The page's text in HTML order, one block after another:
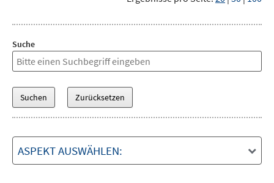
Suche
ASPEKT AUSWÄHLEN: